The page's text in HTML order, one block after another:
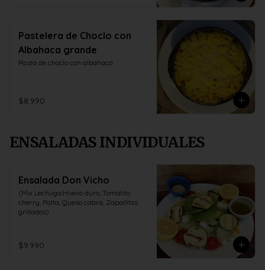
Pastelera de Choclo con
Albahaca grande
Pasta de choclo con albahaca
$8.990
ENSALADAS INDIVIDUALES
Ensalada Don Vicho
(Mix Lechuga,Huevo duro, Tomatito
cherry, Palta, Queso cabra, Zapallitos
grillados)
$9.990